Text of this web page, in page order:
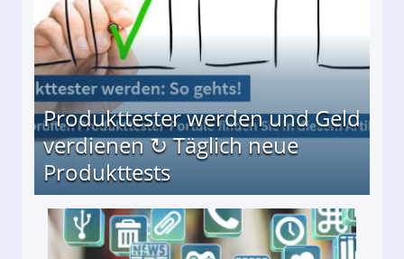
Produkttester werden und Geld
verdienen ↻ Täglich neue
Produkttests
↻ Täglich neue Produkttests